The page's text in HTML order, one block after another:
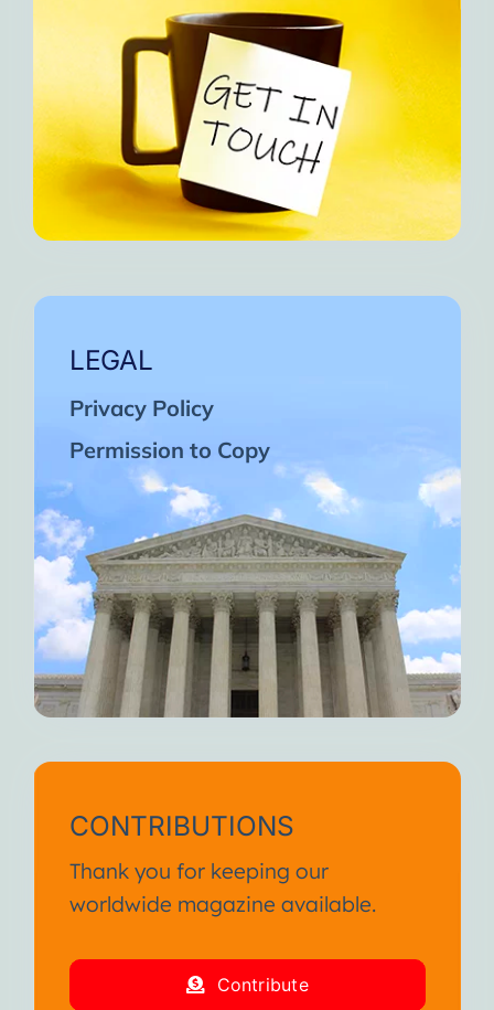
LEGAL
Privacy Policy
Permission to Copy
CONTRIBUTIONS
Thank you for keeping our
worldwide magazine available.
Contribute